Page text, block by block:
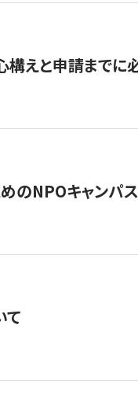
構えと申請まで
のNPOキャンパ
て